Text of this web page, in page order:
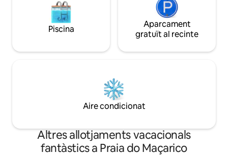
Piscina
Aparcament
gratuït al recinte
Aire condicionat
Altres allotjaments vacacionals
fantàstics a Praia do Maçarico